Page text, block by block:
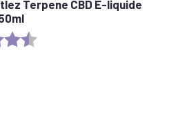
Terpene CBD E-liquide
: